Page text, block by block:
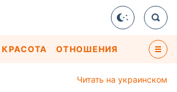
ОТНОШЕНИЯ
Читать на украинском